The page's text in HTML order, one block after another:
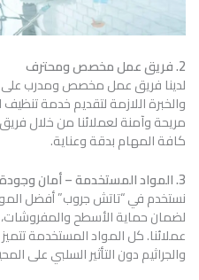
2. فريق عمل مخصص ومحترف
لدينا فريق عمل مخصص ومدرب على
والخبرة اللازمة لتقديم خدمة
مريحة وآمنة لعملائنا من خلال
كافة المهام بدقة وعناية.
3. المواد المستخدمة – أمان وجودة
نستخدم في “تاتش جروب” أفضل
لضمان حماية الأسطح
عملائنا. كل المواد المستخدمة تتميز
والجراثيم دون التأثير السلبي على